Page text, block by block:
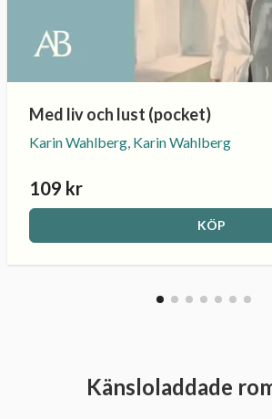
Med liv och lust (pocket)
Karin Wahlberg, Karin Wahlberg
109 kr
KÖP
Känsloladdade